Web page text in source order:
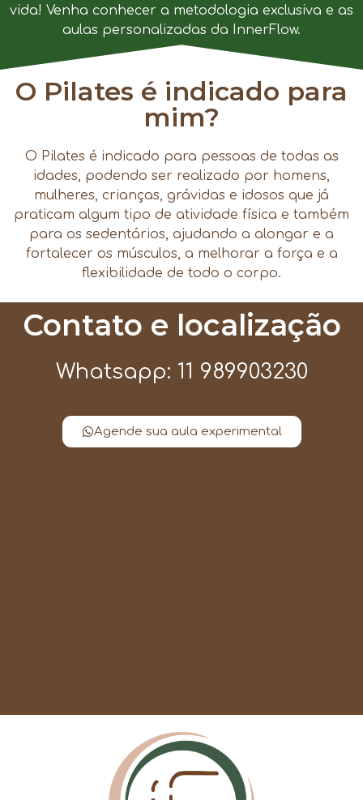
vida! Venha conhecer a metodologia exclusiva e as
aulas personalizadas da InnerFlow.
O Pilates é indicado para
mim?
O Pilates é indicado para pessoas de todas as
idades, podendo ser realizado por homens,
mulheres, crianças, grávidas e idosos que já
praticam algum tipo de atividade física e também
para os sedentários, ajudando a alongar e a
fortalecer os músculos, a melhorar a força e a
flexibilidade de todo o corpo.
Contato e localização
Whatsapp: 11 989903230
Agende sua aula experimental